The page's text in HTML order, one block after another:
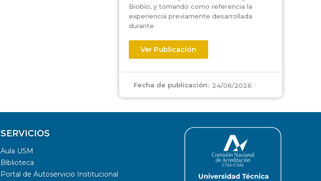
Biobío, y tomando como referencia la
experiencia previamente desarrollada
durante
Ver Publicación
Fecha de publicación: 24/06/2026
SERVICIOS
Aula USM
Biblioteca
Portal de Autoservicio Institucional